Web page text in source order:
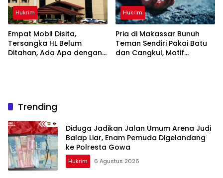
Hukrim
Empat Mobil Disita,
Tersangka HL Belum
Ditahan, Ada Apa dengan
Hukrim
Pria di Makassar Bunuh
Teman Sendiri Pakai Batu
dan Cangkul, Motif
Trending
Diduga Jadikan Jalan Umum Arena Judi
Balap Liar, Enam Pemuda Digelandang
ke Polresta Gowa
Hukrim 6 Agustus 2026